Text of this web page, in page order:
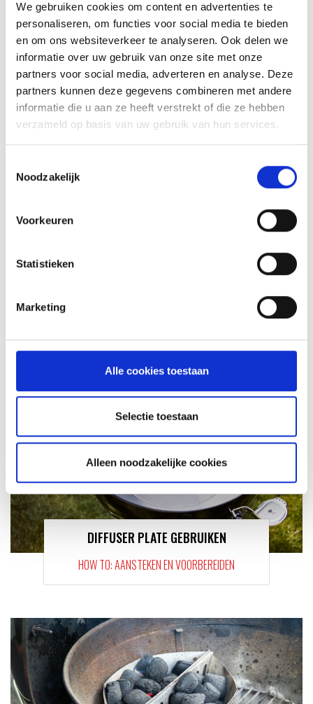
We gebruiken cookies om content en advertenties te
personaliseren, om functies voor social media te bieden
en om ons websiteverkeer te analyseren. Ook delen we
informatie over uw gebruik van onze site met onze
partners voor social media, adverteren en analyse. Deze
partners kunnen deze gegevens combineren met andere
informatie die u aan ze heeft verstrekt of die ze hebben
verzameld op basis van uw gebruik van hun services.
Noodzakelijk
Voorkeuren
Statistieken
Marketing
Alle cookies toestaan
Selectie toestaan
Alleen noodzakelijke cookies
RECEPTEN EN TIPS
VAN ONZE GRILL MASTERS
MEER INFORMATIE
DIFFUSER PLATE GEBRUIKEN
HOW TO: AANSTEKEN EN VOORBEREIDEN